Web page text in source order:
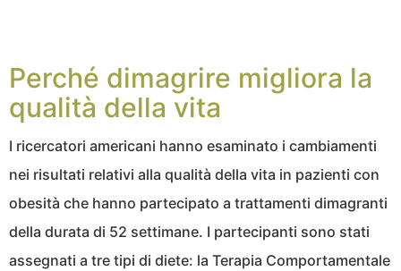
Perché dimagrire migliora la
qualità della vita
I ricercatori americani hanno esaminato i cambiamenti
nei risultati relativi alla qualità della vita in pazienti con
obesità che hanno partecipato a trattamenti dimagranti
della durata di 52 settimane. I partecipanti sono stati
assegnati a tre tipi di diete: la Terapia Comportamentale